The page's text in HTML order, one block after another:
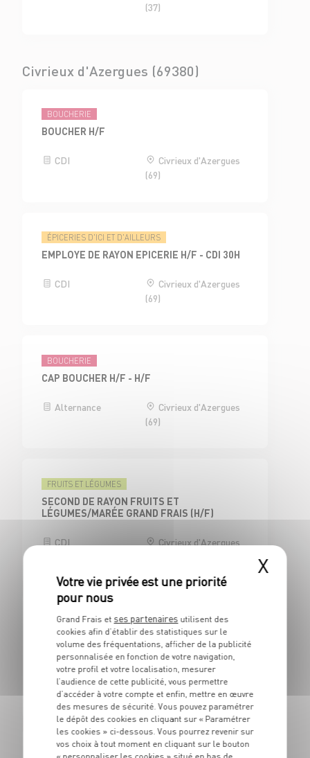
(37)
Civrieux d'Azergues (69380)
BOUCHERIE
BOUCHER H/F
CDI
Civrieux d'Azergues
(69)
ÉPICERIES D'ICI ET D'AILLEURS
EMPLOYE DE RAYON EPICERIE H/F - CDI 30H
CDI
Civrieux d'Azergues
(69)
BOUCHERIE
CAP BOUCHER H/F - H/F
Alternance
Civrieux d'Azergues
(69)
FRUITS ET LÉGUMES
SECOND DE RAYON FRUITS ET
LÉGUMES/MARÉE GRAND FRAIS (H/F)
CDI
Civrieux d'Azergues
CAISSE
CAISSIER CENTRAL / ADJOINT
RESPONSABLE DE CAISSE - H/F
CDI
Civrieux d'Azergues
(69)
BOUCHERIE
X
Grand Frais et ses partenaires utilisent des
cookies afin d’établir des statistiques sur le
volume des fréquentations, afficher de la publicité
personnalisée en fonction de votre navigation,
votre profil et votre localisation, mesurer
l’audience de cette publicité, vous permettre
d’accéder à votre compte et enfin, mettre en œuvre
des mesures de sécurité. Vous pouvez paramétrer
le dépôt des cookies en cliquant sur « Paramétrer
les cookies » ci-dessous. Vous pourrez revenir sur
vos choix à tout moment en cliquant sur le bouton